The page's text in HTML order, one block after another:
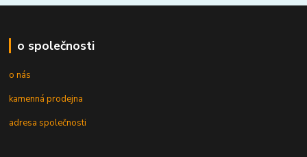
o společnosti
o nás
kamenná prodejna
adresa společnosti